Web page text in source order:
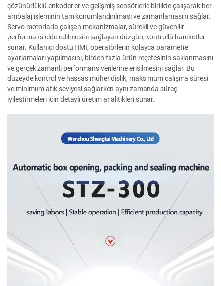
çözünürlüklü enkoderler ve gelişmiş sensörlerle birlikte çalışarak her
ambalaj işleminin tam konumlandırılması ve zamanlamasını sağlar.
Servo motorlarla çalışan mekanizmalar, sürekli ve güvenilir
performans elde edilmesini sağlayan düzgün, kontrollü hareketler
sunar. Kullanıcı dostu HMI, operatörlerin kolayca parametre
ayarlamaları yapılmasını, birden fazla ürün reçetesinin saklanmasını
ve gerçek zamanlı performans verilerine erişilmesini sağlar. Bu
düzeyde kontrol ve hassas mühendislik, maksimum çalışma süresi
ve minimum atık seviyesi sağlarken aynı zamanda süreç
iyileştirmeleri için detaylı üretim analitikleri sunar.